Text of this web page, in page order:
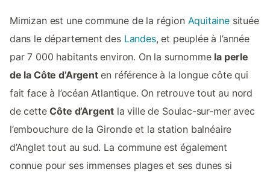
Mimizan est une commune de la région Aquitainesituée
dans le département des Landes, et peuplée à l’année
par 7 000 habitants environ. On la surnomme la perle
de la Côte d’Argenten référence à la longue côte qui
fait face à l’océan Atlantique. On retrouve tout au nord
de cetteCôte d’Argent la ville de Soulac-sur-mer avec
l’embouchure de la Gironde et la station balnéaire
d’Anglet tout au sud. La commune est également
connue pour ses immenses plages et ses dunes si